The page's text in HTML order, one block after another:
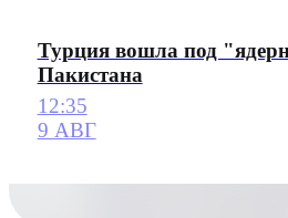
Турция вошла под
Пакистана
12:35
9 АВГ